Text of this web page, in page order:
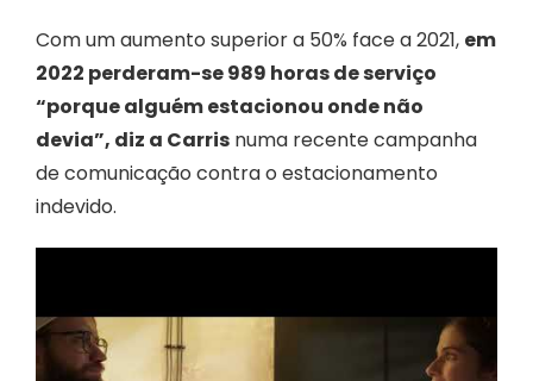
Com um aumento superior a 50% face a 2021, em
2022 perderam-se 989 horas de serviço
“porque alguém estacionou onde não
devia”, diz a Carris numa recente campanha
de comunicação contra o estacionamento
indevido.